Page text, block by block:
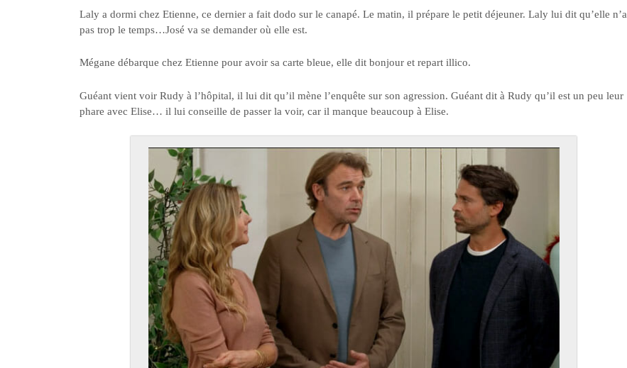
Laly a dormi chez Etienne, ce dernier a fait dodo sur le canapé. Le matin, il prépare le petit déjeuner. Laly lui dit qu’elle n’a
pas trop le temps…José va se demander où elle est.
Mégane débarque chez Etienne pour avoir sa carte bleue, elle dit bonjour et repart illico.
Guéant vient voir Rudy à l’hôpital, il lui dit qu’il mène l’enquête sur son agression. Guéant dit à Rudy qu’il est un peu leur
phare avec Elise… il lui conseille de passer la voir, car il manque beaucoup à Elise.